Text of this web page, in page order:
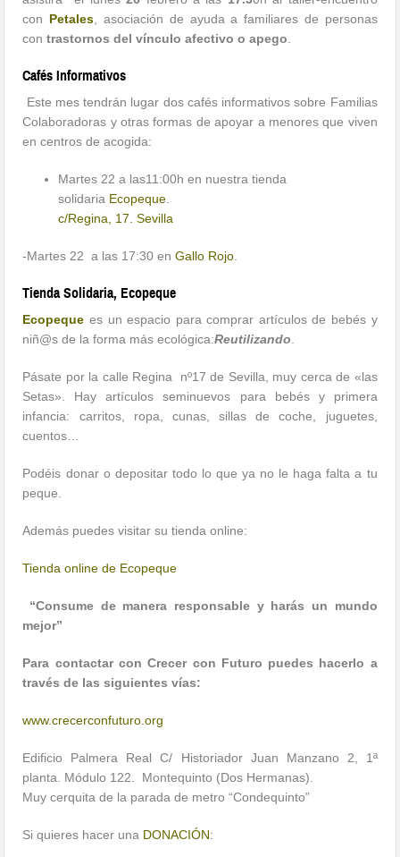
con Petales , asociación de ayuda a familiares de personas
contrastornos del vínculo afectivo o apego
Cafés Informativos
Este mes tendrán lugar dos cafés informativos sobre Familias
Colaboradoras y otras formas de apoyar a menores que viven
en centros de acogida:
Martes 22 a las11:00h en nuestra tienda
solidaria Ecopeque
c/Regina, 17. Sevilla
-Martes 22 a las 17:30 enGallo Rojo
Tienda Solidaria, Ecopeque
Ecopeque es un espacio para comprar artículos de bebés y
niñ@s de la forma más ecológica:Reutilizando
Pásate por la calle Regina nº17 de Sevilla, muy cerca de «las
Setas». Hay artículos seminuevos para bebés y primera
infancia: carritos, ropa, cunas, sillas de coche, juguetes,
cuentos…
Podéis donar o depositar todo lo que ya no le haga falta a tu
peque.
Además puedes visitar su tienda online:
Tienda online de Ecopeque
“Consume de manera responsable y harás un mundo
mejor”
Para contactar con Crecer con Futuro puedes hacerlo a
través de las siguientes vías:
www.crecerconfuturo.org
Edificio Palmera Real C/ Historiador Juan Manzano 2, 1ª
planta. Módulo 122. Montequinto (Dos Hermanas).
Muy cerquita de la parada de metro “Condequinto”
Si quieres hacer una DONACIÓN: